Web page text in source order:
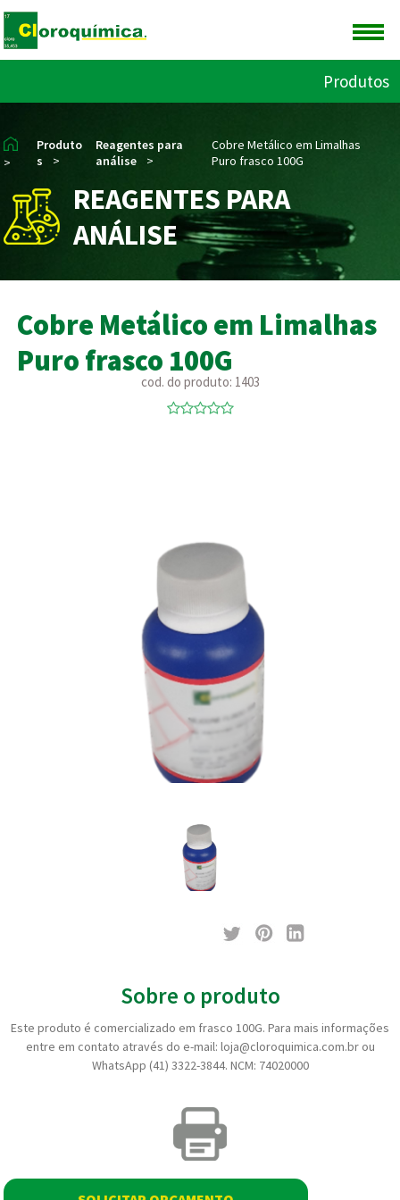
Produtos
>
Produto
s
>
Reagentes para
análise
>
Cobre Metálico em Limalhas
Puro frasco 100G
REAGENTES PARA
ANÁLISE
Cobre Metálico em Limalhas
Puro frasco 100G
cod. do produto: 1403
Sobre o produto
Este produto é comercializado em frasco 100G. Para mais informações
entre em contato através do e-mail: loja@cloroquimica.com.br ou
WhatsApp (41) 3322-3844. NCM: 74020000